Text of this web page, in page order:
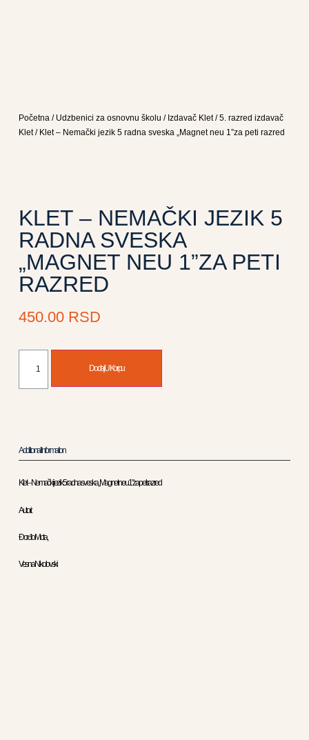
Početna/ Udzbenici za osnovnu školu / Izdavač Klet/5. razred izdavač
Klet/ Klet – Nemački jezik 5 radna sveska „Magnet neu 1”za peti razred
KLET – NEMAČKI JEZIK 5
RADNA SVESKA
„MAGNET NEU 1”ZA PETI
RAZRED
450.00 RSD
Dodaj U Korpu
Additional Information
Klet – Nemački jezik 5 radna sveska „Magnet neu 1”za peti razred
Autori:
Đorđo Mota,
Vesna Nikolovski